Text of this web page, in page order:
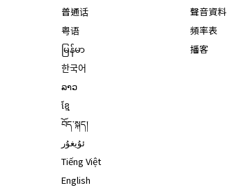
普通话
粤语
မြန်မာ
한국어
ລາວ
ខ្មែ
བོད་སྐད།
ئۇيغۇر
Tiếng Việt
English
聲音資料
頻率表
播客